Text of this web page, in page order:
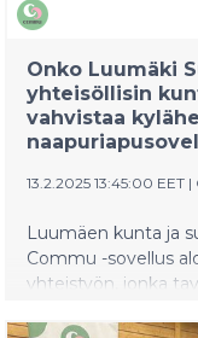
Onko Luumäki
yhteisöllisin
vahvistaa
13.2.2025 13:45:00 EET |
Luumäen kunta ja
Commu -sovellus
yhteistyön, jonka